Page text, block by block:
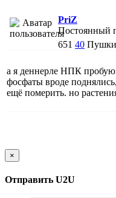
PriZ
Постоянный
651 40
а я деннерле НПК
фосфаты вроде
ещё померить. но
×
Отправить U2U